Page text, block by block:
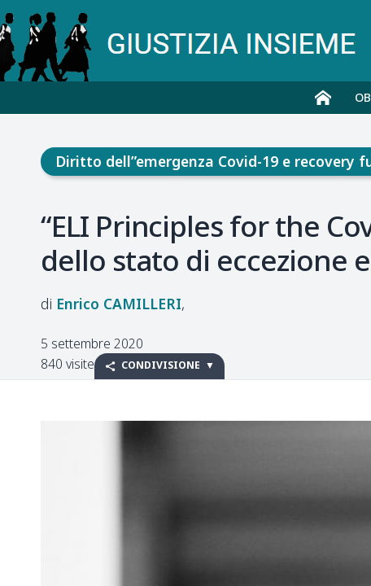
Diritto dell”emergenza Covid-19 e recovery
“ELI Principles for the
dello stato di eccezione
Enrico CAMILLERI
5 settembre 2020
840 visite
CONDIVISIONE